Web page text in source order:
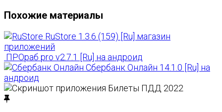
Похожие материалы
RuStore 1.3.6 (159) [Ru] магазин
приложений
ПРОраб pro v2.7.1 [Ru] на андроид
Сбербанк Онлайн 14.1.0 [Ru] на
андроид